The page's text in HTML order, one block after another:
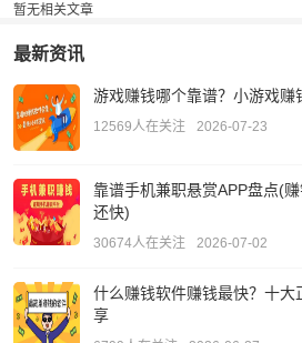
暂无相关文章
最新资讯
游戏赚钱哪个靠谱？小游戏赚
12569人在关注 2026-07-23
靠谱手机兼职悬赏APP盘点(
还快)
30674人在关注 2026-07-02
什么赚钱软件赚钱最快？十
享